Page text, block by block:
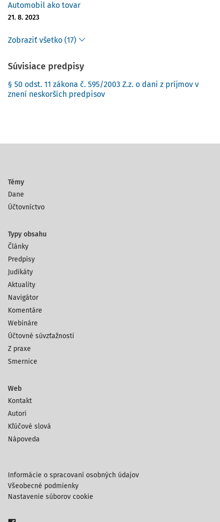
Automobil ako tovar
21. 8. 2023
Zobraziť všetko (17)
Súvisiace predpisy
§ 50 odst. 11 zákona č. 595/2003 Z.z. o dani z príjmov v
znení neskorších predpisov
Témy
Dane
Účtovníctvo
Typy obsahu
Články
Predpisy
Judikáty
Aktuality
Navigátor
Komentáre
Webináre
Účtovné súvzťažnosti
Z praxe
Smernice
Web
Kontakt
Autori
Kľúčové slová
Nápoveda
Informácie o spracovaní osobných údajov
Všeobecné podmienky
Nastavenie súborov cookie